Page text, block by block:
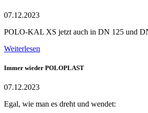
07.12.2023
POLO-KAL XS jetzt auch in DN 125 und
Weiterlesen
Immer wieder POLOPLAST
07.12.2023
Egal, wie man es dreht und wendet: